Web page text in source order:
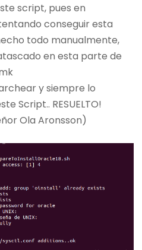
script, pues en
conseguir esta
todo manualmente,
en esta parte de
y siempre lo
Script.. RESUELTO!
Ola Aronsson)